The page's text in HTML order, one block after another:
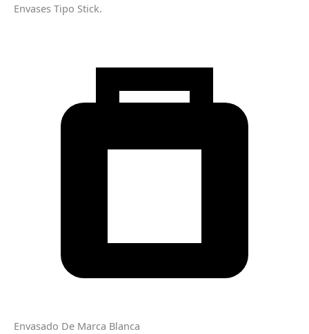
Envases Tipo Stick.
Envasado De Marca Blanca